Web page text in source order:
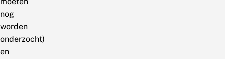
nog
worden
onderzocht)
en